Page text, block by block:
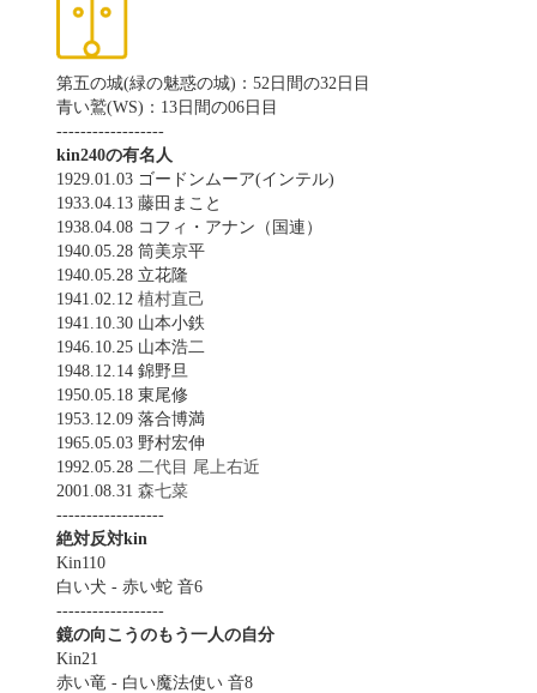
第五の城(緑の魅惑の城)：52日間の32日目
青い鷲(WS)：13日間の06日目
------------------
kin240の有名人
1929.01.03 ゴードンムーア(インテル)
1933.04.13 藤田まこと
1938.04.08 コフィ・アナン（国連）
1940.05.28 筒美京平
1940.05.28 立花隆
1941.02.12 植村直己
1941.10.30 山本小鉄
1946.10.25 山本浩二
1948.12.14 錦野旦
1950.05.18 東尾修
1953.12.09 落合博満
1965.05.03 野村宏伸
1992.05.28 二代目 尾上右近
2001.08.31 森七菜
------------------
絶対反対kin
Kin110
白い犬 - 赤い蛇 音6
------------------
鏡の向こうのもう一人の自分
Kin21
赤い竜 - 白い魔法使い 音8